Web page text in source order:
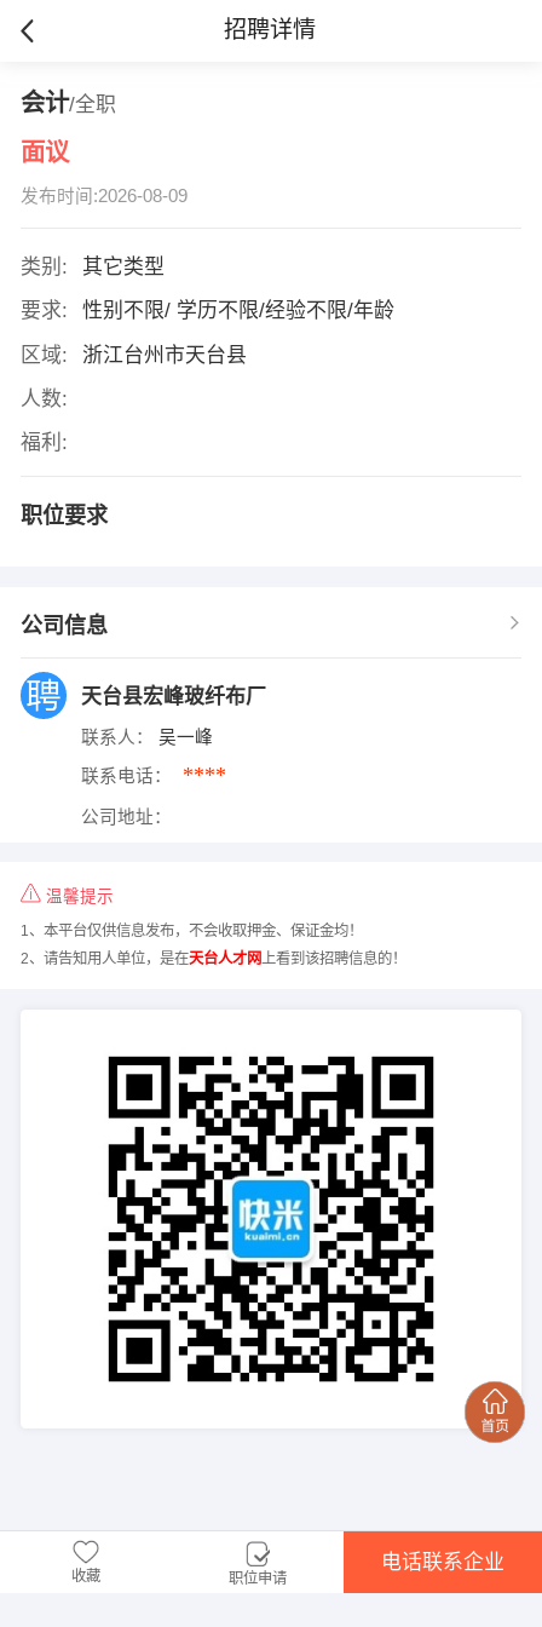
招聘详情
会计/全职
面议
发布时间:2026-08-09
类别:
其它类型
要求:
性别不限/ 学历不限/经验不限/年龄
区域:
浙江台州市天台县
人数:
福利:
职位要求
公司信息
天台县宏峰玻纤布厂
联系人： 吴一峰
联系电话： ****
公司地址：
温馨提示
1、本平台仅供信息发布，不会收取押金、保证金均！
2、请告知用人单位，是在天台人才网上看到该招聘信息的！
收藏 职位申请
电话联系企业